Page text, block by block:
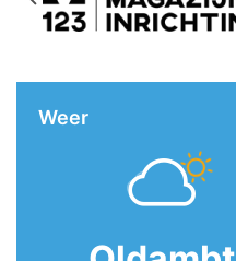
Weer